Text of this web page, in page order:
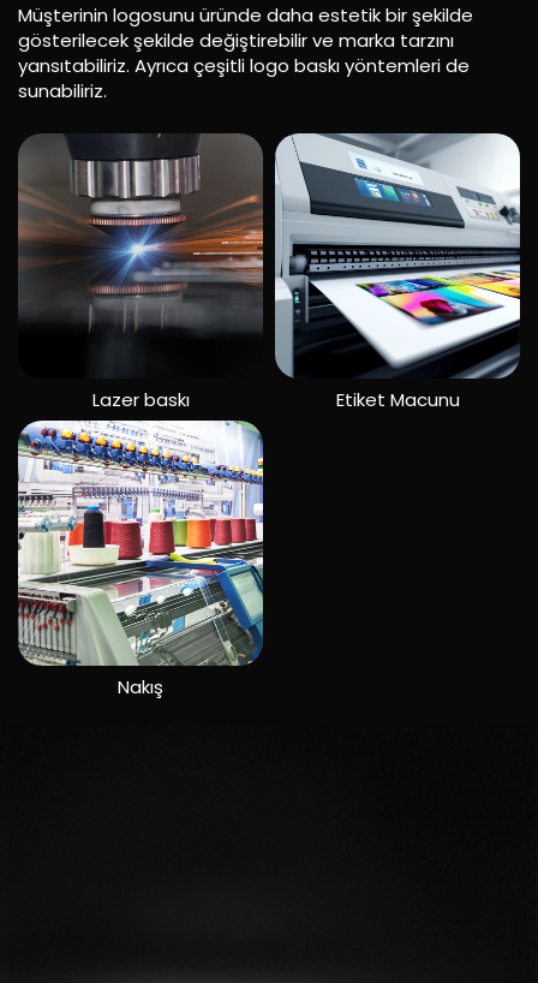
Müşterinin logosunu üründe daha estetik bir şekilde
gösterilecek şekilde değiştirebilir ve marka tarzını
yansıtabiliriz. Ayrıca çeşitli logo baskı yöntemleri de
sunabiliriz.
Lazer baskı Etiket Macunu
Nakış